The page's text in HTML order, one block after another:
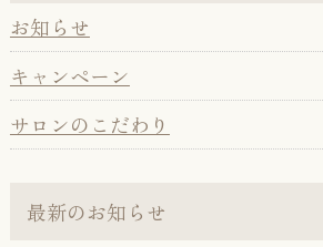
お知らせ
キャンペーン
サロンのこだわり
最新のお知らせ